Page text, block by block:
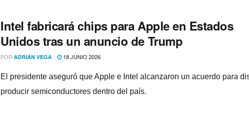
Intel fabricará chips para Apple en Estados
Unidos tras un anuncio de Trump
POR ADRIÁN VEGA 18 JUNIO 2026
El presidente aseguró que Apple e Intel alcanzaron un acuerdo para
producir semiconductores dentro del país.